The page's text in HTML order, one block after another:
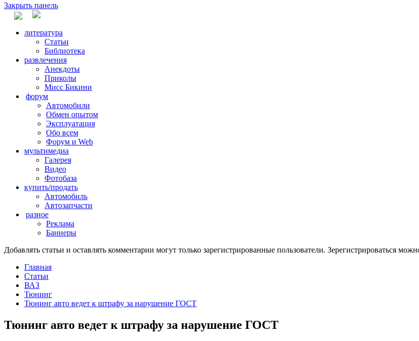
Закрыть панель
литература
Статьи
Библиотека
развлечения
Анекдоты
Приколы
Мисс Бикини
форум
Автомобили
Обмен опытом
Эксплуатация
Обо всем
Форум и Web
мультимедиа
Галерея
Видео
Фотобаза
купить/продать
Автомобиль
Автозапчасти
разное
Реклама
Баннеры
Добавлять статьи и оставлять комментарии могут только зарегистрированные пользователи. Зерегистрироваться
Главная
Статьи
ВАЗ
Тюнинг
Тюнинг авто ведет к штрафу за нарушение ГОСТ
Тюнинг авто ведет к штрафу за нарушение ГОСТ